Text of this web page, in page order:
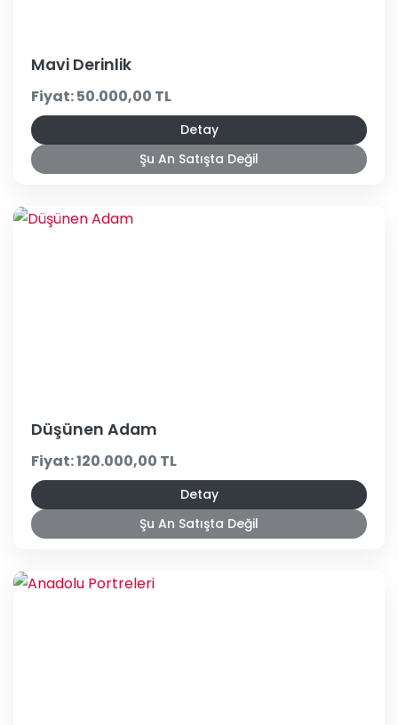
Mavi Derinlik
Fiyat: 50.000,00 TL
Detay
Şu An Satışta Değil
Düşünen Adam
Fiyat: 120.000,00 TL
Detay
Şu An Satışta Değil